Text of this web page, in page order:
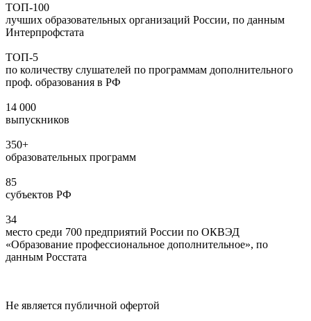
ТОП-100
лучших образовательных организаций России, по данным
Интерпрофстата
ТОП-5
по количеству слушателей по программам дополнительного
проф. образования в РФ
14 000
выпускников
350+
образовательных программ
85
субъектов РФ
34
место среди 700 предприятий России по ОКВЭД
«Образование профессиональное дополнительное», по
данным Росстата
Не является публичной офертой